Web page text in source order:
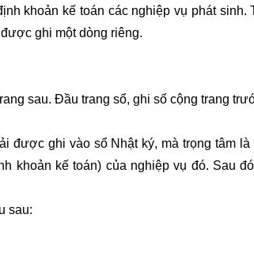
khoản kế toán các nghiệp vụ phát
ghi một dòng riêng.
sau. Đầu trang sổ, ghi số cộng trang
được ghi vào sổ Nhật ký, mà trọng tâm
khoản kế toán) của nghiệp vụ đó. Sau
sau: